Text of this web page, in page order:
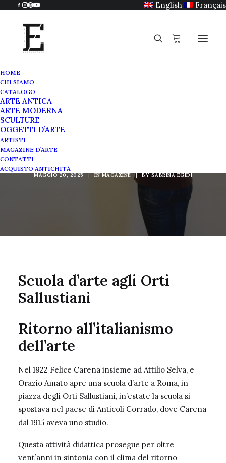
English Français
HOME
CHI SIAMO
CATALOGO
ARTE ANTICA
ARTE MODERNA
SCULTURE
OGGETTI D’ARTE
ARTISTI
MAGAZINE D’ARTE
CONTATTI
ACQUISTO ANTICHITÀ
Scuola d'arte agli Orti
MAGGIO 20, 2025 | INMAGAZINE | BYSABRINA EGIDI
Scuola d’arte agli Orti
Sallustiani
Ritorno all’italianismo
dell’arte
Nel 1922 Felice Carena insieme ad Attilio Selva, e
Orazio Amato apre una scuola d’arte a Roma, in
piazza degli Orti Sallustiani, in’estate la scuola si
spostava nel paese di Anticoli Corrado, dove Carena
dal 1915 aveva uno studio.
Questa attività didattica prosegue per oltre
vent’anni in sintonia con il clima del ritorno